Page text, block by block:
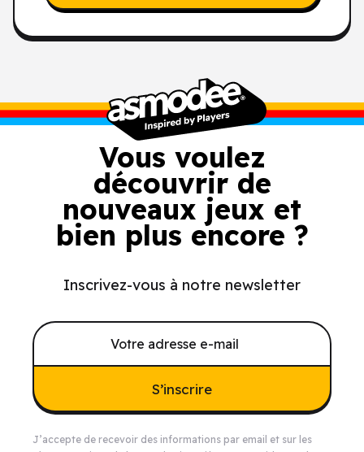
Vous voulez
découvrir de
nouveaux jeux et
bien plus encore ?
Inscrivez-vous à notre newsletter
S’inscrire
J’accepte de recevoir des informations par email et sur les